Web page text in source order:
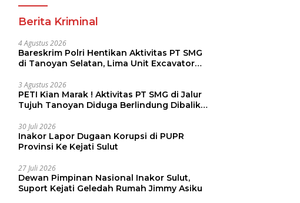
Berita Kriminal
4 Agustus 2026
Bareskrim Polri Hentikan Aktivitas PT SMG
di Tanoyan Selatan, Lima Unit Excavator
3 Agustus 2026
PETI Kian Marak ! Aktivitas PT SMG di Jalur
Tujuh Tanoyan Diduga Berlindung Dibalik
30 Juli 2026
Inakor Lapor Dugaan Korupsi di PUPR
Provinsi Ke Kejati Sulut
27 Juli 2026
Dewan Pimpinan Nasional Inakor Sulut,
Suport Kejati Geledah Rumah Jimmy Asiku